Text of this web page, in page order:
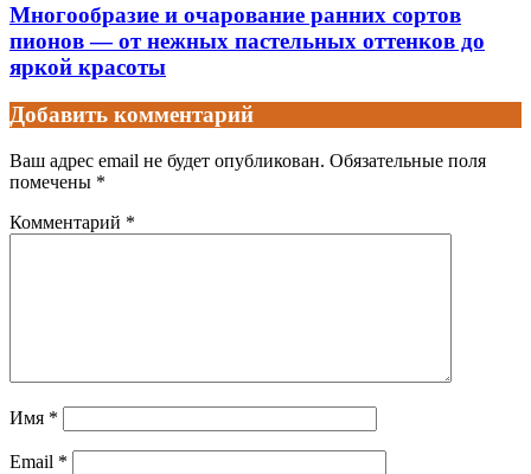
Многообразие и очарование ранних сортов
пионов — от нежных пастельных оттенков до
яркой красоты
Добавить комментарий
Ваш адрес email не будет опубликован. Обязательные поля
помечены *
Комментарий *
Имя *
Email *